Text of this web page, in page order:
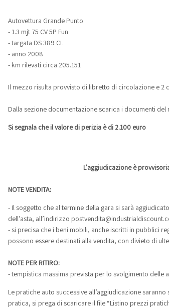
Autovettura Grande Punto
- 1.3 mjt 75 CV 5P Fun
- targata DS 389 CL
- anno 2008
- km rilevati circa 205.151
Il mezzo risulta provvisto di libretto di circolazione e
Dalla sezione documentazione scarica i documenti del
Si segnala che il valore di perizia è di 2.100 euro
L'aggiudicazione è
NOTE VENDITA:
- Il soggetto che al termine della gara si sarà
dell’asta, all’indirizzo
- si precisa che i beni mobili, anche iscritti in pubblici
possono essere destinati alla vendita, con divieto di
NOTE PER RITIRO:
- tempistica massima prevista per lo svolgimento
Le pratiche auto successive all’aggiudicazione
pratica, si prega di scaricare il file “Listino prezzi